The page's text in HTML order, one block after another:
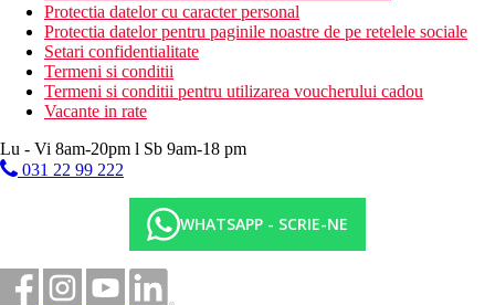
Protectia datelor cu caracter personal
Protectia datelor pentru paginile noastre de pe retelele sociale
Setari confidentialitate
Termeni si conditii
Termeni si conditii pentru utilizarea voucherului cadou
Vacante in rate
Lu - Vi 8am-20pm l Sb 9am-18 pm
031 22 99 222
WHATSAPP - SCRIE-NE